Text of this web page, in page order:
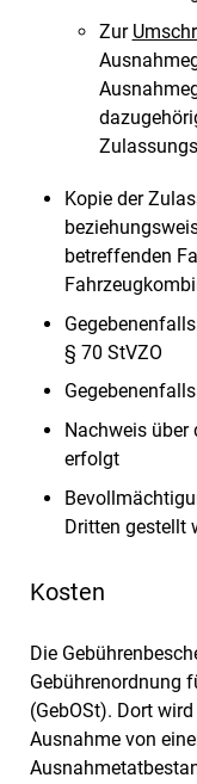
Zur
Kopie der
betreffenden
§ 70 StVZO
Nachweis über
erfolgt
Dritten gestellt
Kosten
Die
Gebührenordnung
(GebOSt). Dort
Ausnahme von